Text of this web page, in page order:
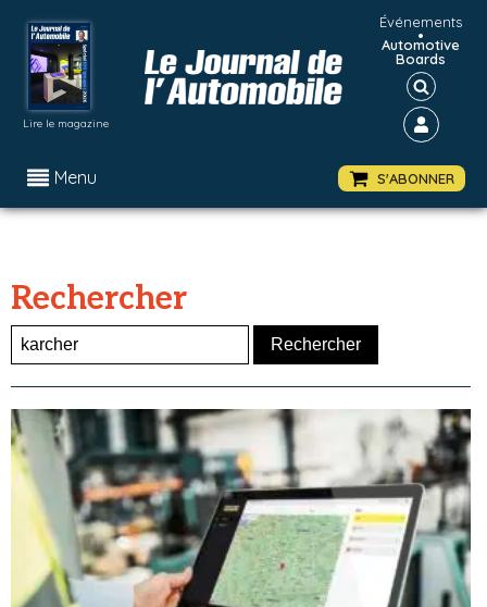
Lire le magazine
Événements
•
Automotive
Boards
Menu S'ABONNER
Rechercher